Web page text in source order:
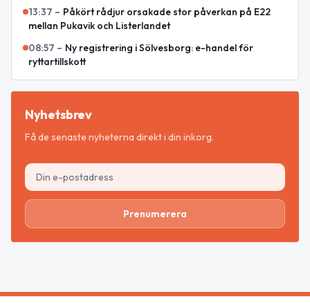
13:37 – Påkört rådjur orsakade stor påverkan på E22
mellan Pukavik och Listerlandet
08:57 – Ny registrering i Sölvesborg: e-handel för
ryttartillskott
Nyhetsbrev
Få de senaste nyheterna direkt i din inkorg.
Prenumerera